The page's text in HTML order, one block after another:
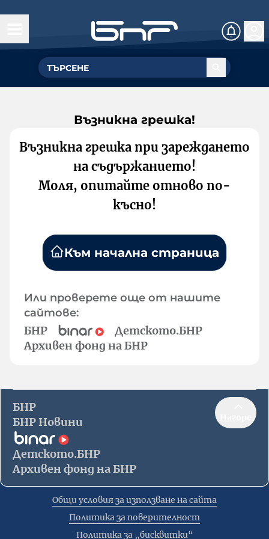
Възникна грешка!
Възникна грешка при зареждането
на съдържанието!
Моля, опитайте отново по-
късно!
Към начална страница
Или проверете още от нашите
сайтове:
БНР
Детското.БНР
Архивен фонд на БНР
БНР
БНР Новини
Детското.БНР
Архивен фонд на БНР
Общи условия за използване на сайта
Политика за поверителност
Политика за „бисквитки“